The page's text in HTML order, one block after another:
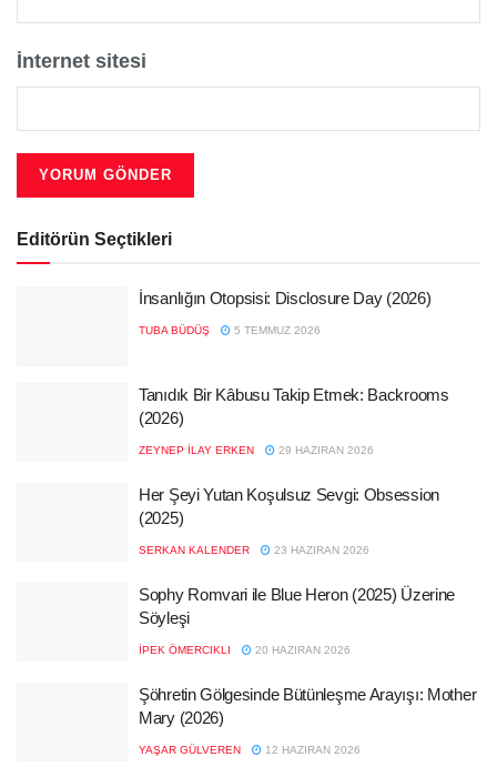
İnternet sitesi
Editörün Seçtikleri
İnsanlığın Otopsisi: Disclosure Day (2026)
TUBA BÜDÜŞ 5 TEMMUZ 2026
Tanıdık Bir Kâbusu Takip Etmek: Backrooms
(2026)
ZEYNEP İLAY ERKEN 29 HAZIRAN 2026
Her Şeyi Yutan Koşulsuz Sevgi: Obsession
(2025)
SERKAN KALENDER 23 HAZIRAN 2026
Sophy Romvari ile Blue Heron (2025) Üzerine
Söyleşi
İPEK ÖMERCIKLI 20 HAZIRAN 2026
Şöhretin Gölgesinde Bütünleşme Arayışı: Mother
Mary (2026)
YAŞAR GÜLVEREN 12 HAZIRAN 2026